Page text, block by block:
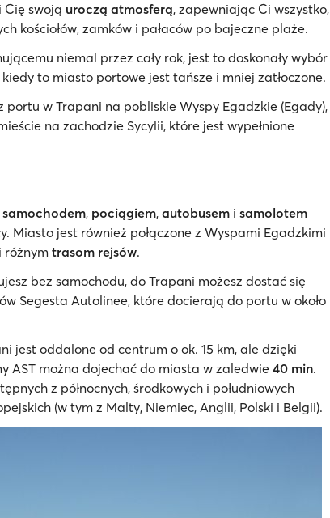
Cię swoją uroczą atmosferą, zapewniając Ci wszystko,
kościołów, zamków i pałaców po bajeczne plaże.
niemal przez cały rok, jest to doskonały wybór
to miasto portowe jest tańsze i mniej zatłoczone.
portu w Trapani na pobliskie Wyspy Egadzkie (Egady),
na zachodzie Sycylii, które jest wypełnione
samochodem, pociągiem, autobusem i samolotem
Miasto jest również połączone z Wyspami Egadzkimi
różnymtrasom rejsów.
bez samochodu, do Trapani możesz dostać się
Segesta Autolinee, które docierają do portu w około
jest oddalone od centrum o ok. 15 km, ale dzięki
AST można dojechać do miasta w zaledwie 40 min.
z północnych, środkowych i południowych
(w tym z Malty, Niemiec, Anglii, Polski i Belgii).